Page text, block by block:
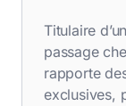
Titulaire
passage
rapporte
exclusives,